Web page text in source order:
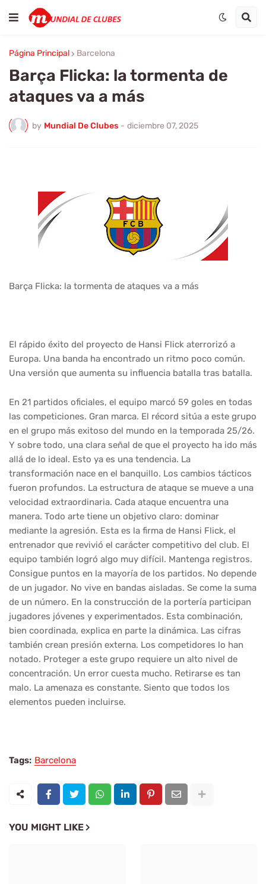
Página Principal Barcelona
Barça Flicka: la tormenta de
ataques va a más
by Mundial De Clubes - diciembre 07, 2025
Barça Flicka: la tormenta de ataques va a más
El rápido éxito del proyecto de Hansi Flick aterrorizó a
Europa. Una banda ha encontrado un ritmo poco común.
Una versión que aumenta su influencia batalla tras batalla.
En 21 partidos oficiales, el equipo marcó 59 goles en todas
las competiciones. Gran marca. El récord sitúa a este grupo
en el grupo más exitoso del mundo en la temporada 25/26.
Y sobre todo, una clara señal de que el proyecto ha ido más
allá de lo ideal. Esto ya es una tendencia. La
transformación nace en el banquillo. Los cambios tácticos
fueron profundos. La estructura de ataque se mueve a una
velocidad extraordinaria. Cada ataque encuentra una
manera. Todo arte tiene un objetivo claro: dominar
mediante la agresión. Esta es la firma de Hansi Flick, el
entrenador que revivió el carácter competitivo del club. El
equipo también logró algo muy difícil. Mantenga registros.
Consigue puntos en la mayoría de los partidos. No depende
de un jugador. No vive en bandas aisladas. Se come la suma
de un número. En la construcción de la portería participan
jugadores jóvenes y experimentados. Esta combinación,
bien coordinada, explica en parte la dinámica. Las cifras
también crean presión externa. Los competidores lo han
notado. Proteger a este grupo requiere un alto nivel de
concentración. Un error cuesta mucho. Retirarse es tan
malo. La amenaza es constante. Siento que todos los
elementos pueden incluirse.
Tags: Barcelona
YOU MIGHT LIKE